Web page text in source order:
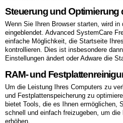
Steuerung und Optimierung
Wenn Sie Ihren Browser starten, wird in
eingeblendet. Advanced SystemCare
einfache Möglichkeit, die Startseite
kontrollieren. Dies ist insbesondere
Einstellungen ändert oder Adware die
RAM- und
Um die Leistung Ihres Computers zu
und Festplattenspeicherung zu
bietet Tools, die es Ihnen ermöglichen,
schnell und einfach freizugeben, um
erhöhen.